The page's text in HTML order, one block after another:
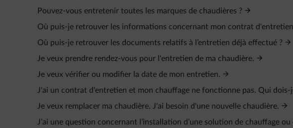
Pouvez-vous entretenir toutes les marques de chaudières ?
Où puis-je retrouver les informations concernant mon contrat
Où puis-je retrouver les documents relatifs à l’entretien déjà effectué ?
Je veux prendre rendez-vous pour l'entretien de ma chaudière.
Je veux vérifier ou modifier la date de mon entretien.
J'ai un contrat d'entretien et mon chauffage ne fonctionne pas. Qui
Je veux remplacer ma chaudière. J'ai besoin d'une nouvelle chaudière.
J’ai une question concernant l’installation d’une solution de chauffage